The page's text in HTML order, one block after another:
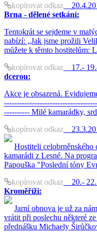
kopírovat odkaz
Brna - dělené setkání:
Tentokrát se sejdeme v
nabízí: „Jak jsme prožili
můžete k těmto
kopírovat odkaz 17.-
dcerou:
Akce je obsazená.
---------- Milé kamarádky,
kopírovat odkaz
Hostiteli celobrněnského
kamarádi z Lesné. Na
Papouška "Poslední tóny
kopírovat odkaz 20.-
Kroměříži:
Jarní obnova je už za
vrátit při poslechu některé
přednášku Michaely